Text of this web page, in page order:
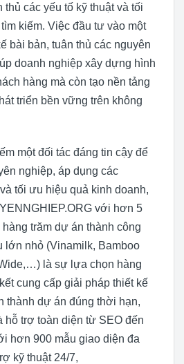
các yếu tố kỹ thuật và tối
kiếm. Việc đầu tư vào một
bài bản, tuân thủ các nguyên
doanh nghiệp xây dựng hình
hàng mà còn tạo nền tảng
triển bền vững trên không
một đối tác đáng tin cậy để
nghiệp, áp dụng các
tối ưu hiệu quả kinh doanh,
với hơn 5
trăm dự án thành công
lớn nhỏ (Vinamilk, Bamboo
là sự lựa chọn hàng
cung cấp giải pháp thiết kế
thành dự án đúng thời hạn,
hỗ trợ toàn diện từ SEO đến
hơn 900 mẫu giao diện đa
kỹ thuật 24/7,